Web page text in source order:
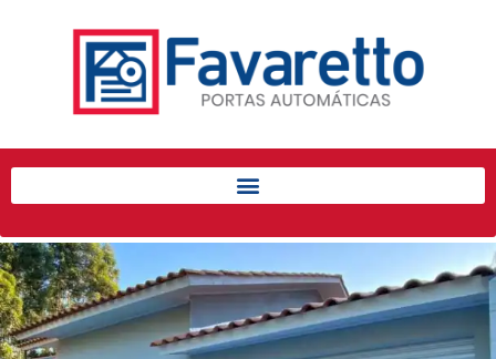
Início
Produtos
Porta de Enrolar Automática
Automatizadores